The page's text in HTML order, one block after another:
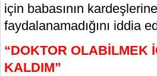
için babasının
faydalanamadığını iddia
“DOKTOR OLABİLMEK
KALDIM”